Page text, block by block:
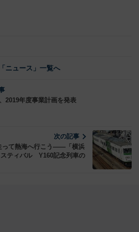
「ニュース」一覧へ
2019年度事業計画を発表
次の記事
って熱海へ行こう――「横浜
スティバル Y160記念列車の